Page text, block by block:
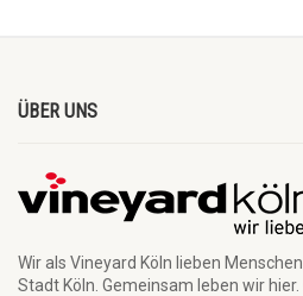
ÜBER UNS
Wir als Vineyard Köln lieben
Stadt Köln. Gemeinsam leben wir